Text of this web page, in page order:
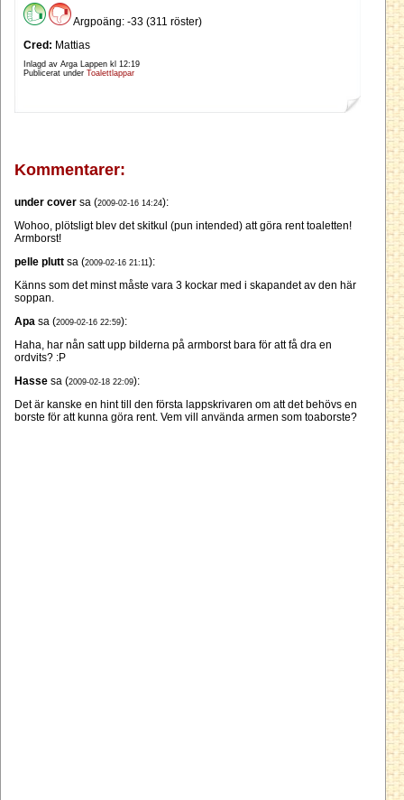
Argpoäng: -33 (311 röster)
Cred: Mattias
Inlagd av Arga Lappen kl 12:19
Publicerat under Toalettlappar
Kommentarer:
under cover sa (2009-02-16 14:24):
Wohoo, plötsligt blev det skitkul (pun intended) att göra rent toaletten!
Armborst!
pelle plutt sa (2009-02-16 21:11):
Känns som det minst måste vara 3 kockar med i skapandet av den här
soppan.
Apa sa (2009-02-16 22:59):
Haha, har nån satt upp bilderna på armborst bara för att få dra en
ordvits? :P
Hasse sa (2009-02-18 22:09):
Det är kanske en hint till den första lappskrivaren om att det behövs en
borste för att kunna göra rent. Vem vill använda armen som toaborste?